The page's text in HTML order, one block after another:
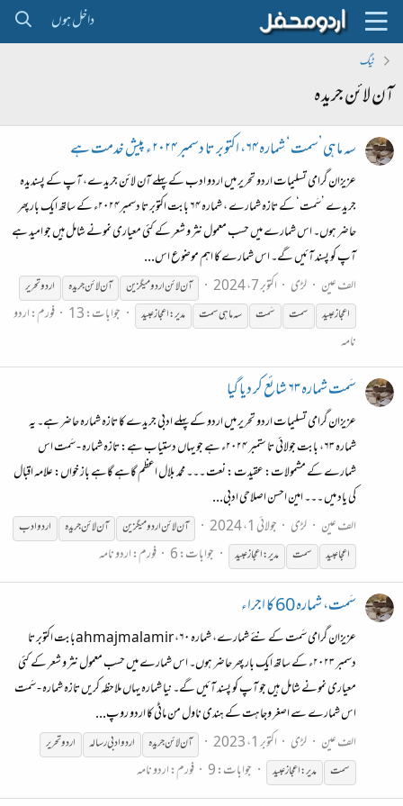
داخل ہوں
ٹیگ
آن لائن جریدہ
سہ ماہی’سمت‘ شمارہ ۶۴، اکتوبر تا دسمبر ۲۰۲۴ء پیش خدمت ہے
عزیزان گرامی تسلیمات اردو تحریر میں اردو ادب کے پہلے آن لائن جریدے، آپ کے پسندیدہ
جریدے ’سَمت‘ کے تازہ شمارے ، شمارہ ۶۴ بابت اکتوبر تا دسمبر۲۰۲۴ء کے ساتھ ایک بار پھر
حاضر ہوں۔ اس شمارے میں حسب معمول نثر و شعر کے کئی معیاری نمونے شامل ہیں جو امید ہے
آپ کو پسند آئیں گے۔ اس شمارے کا اہم موضوع اس...
الف عین
لڑی اکتوبر 7، 2024 آنلائناردو میگزین آنلائنجریدہ
اردو تحریر
اعجاز عبید
سمت سَمت سہ ماہی سمت مدیر:اعجاز عبید جوابات: 13 فورم:اردو
نامہ
سَمت شمارہ ۶۳ شائع کر دیا گیا
عزیزان گرامی تسلیمات اردو تحریر میں اردو کے پہلے ادبی جریدے کا تازہ شمارہ حاضر ہے۔ یہ
شمارہ ۶۳، بابت جولائی تا ستمبر ۲۰۲۴ء ہے جو یہاں دستیاب ہے: تازہ شمارہ - سَمت اس
شمارے کے مشمولات: عقیدت : نعت ۔۔۔ محمد بلال اعظم گاہے گاہے باز خواں: علامہ اقبال
کی یاد میں ۔۔۔ امین احسن اصلاحی ادبی...
الف عین
لڑی جولائی 1، 2024 آنلائناردو میگزین آنلائنجریدہ
اردو ادب
اعجا عبید
سمت مدیر:اعجاز عبید جوابات: 6 فورم:اردو نامہ
سَمت، شمارہ 60 کا اجراء
عزیزان گرامی سَمت کے نئے شمارے، شمارہ ۶۰، ahmajmalamirبابت اکتوبر تا
دسمبر ۲۰۲۳ء کے ساتھ ایک بار پھر حاضر ہوں۔ اس شمارے میں حسب معمول نثر و شعر کے کئی
معیاری نمونے شامل ہیں جو آپ کو پسند آئیں گے۔ نیا شمارہ یہاں ملاحظہ کریں تازہ شمارہ - سَمت
اس شمارے سے اصغر وجاہت کے ہندی ناول من ماٹی کا اردو روپ...
الف عین
لڑی اکتوبر 1، 2023 آنلائنجریدہ اردو ادبی رسالہ
اردوتحریر
سمت
مدیر:اعجاز عبید جوابات: 9 فورم:اردو نامہ